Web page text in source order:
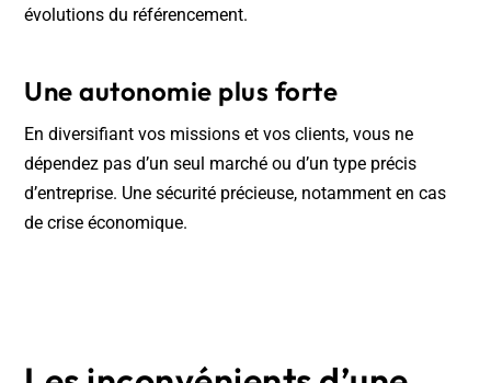
évolutions du référencement.
Une autonomie plus forte
En diversifiant vos missions et vos clients, vous ne
dépendez pas d’un seul marché ou d’un type précis
d’entreprise. Une sécurité précieuse, notamment en cas
de crise économique.